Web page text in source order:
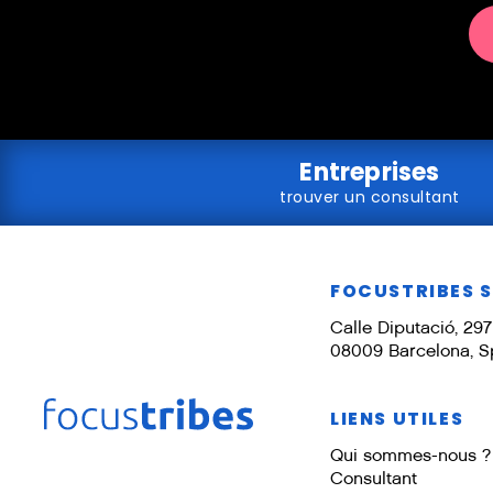
Entreprises
trouver un consultant
FOCUSTRIBES
Calle Diputació, 297
08009 Barcelona,
LIENS UTILES
Qui sommes-nous ?
Consultant